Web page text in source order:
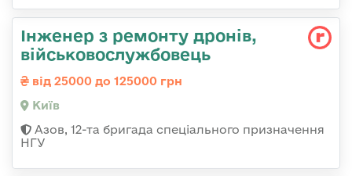
Інженер з ремонту дронів,
військовослужбовець
від 25000 до 125000 грн
Київ
Азов, 12-та бригада спеціального призначення
НГУ